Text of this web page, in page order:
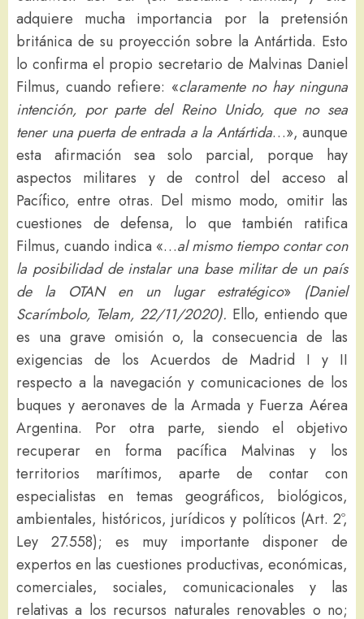
adquiere mucha importancia por la pretensión
británica de su proyección sobre la Antártida. Esto
lo confirma el propio secretario de Malvinas Daniel
Filmus, cuando refiere: «claramente no hay ninguna
intención, por parte del Reino Unido, que no sea
tener una puerta de entrada a la Antártida…», aunque
esta afirmación sea solo parcial, porque hay
aspectos militares y de control del acceso al
Pacífico, entre otras. Del mismo modo, omitir las
cuestiones de defensa, lo que también ratifica
Filmus, cuando indica «…al mismo tiempo contar con
la posibilidad de instalar una base militar de un país
de la OTAN en un lugar estratégico» (Daniel
Scarímbolo, Telam, 22/11/2020). Ello, entiendo que
es una grave omisión o, la consecuencia de las
exigencias de los Acuerdos de Madrid I y II
respecto a la navegación y comunicaciones de los
buques y aeronaves de la Armada y Fuerza Aérea
Argentina. Por otra parte, siendo el objetivo
recuperar en forma pacífica Malvinas y los
territorios marítimos, aparte de contar con
especialistas en temas geográficos, biológicos,
ambientales, históricos, jurídicos y políticos (Art. 2º,
Ley 27.558); es muy importante disponer de
expertos en las cuestiones productivas, económicas,
comerciales, sociales, comunicacionales y las
relativas a los recursos naturales renovables o no;